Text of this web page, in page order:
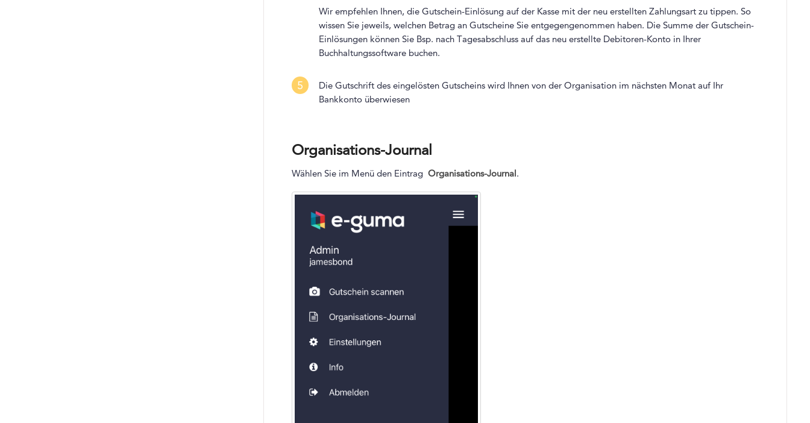
Wir empfehlen Ihnen, die Gutschein-Einlösung auf der Kasse mit der neu erstellten Zahlungsart zu tippen. So
wissen Sie jeweils, welchen Betrag an Gutscheine Sie entgegengenommen haben. Die Summe der Gutschein-
Einlösungen können Sie Bsp. nach Tagesabschluss auf das neu erstellte Debitoren-Konto in Ihrer
Buchhaltungssoftware buchen.
5
Die Gutschrift des eingelösten Gutscheins wird Ihnen von der Organisation im nächsten Monat auf Ihr
Bankkonto überwiesen
Organisations-Journal
Wählen Sie im Menü den Eintrag Organisations-Journal.